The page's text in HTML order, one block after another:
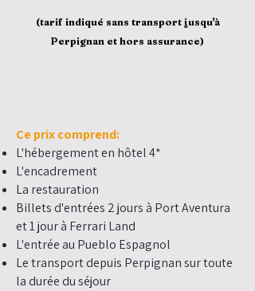
(tarif indiqué sans transport jusqu'à
Perpignan et hors assurance)
Ce prix comprend: ​
L'hébergement en hôtel 4*
L'encadrement
La restauration
Billets d'entrées 2 jours à Port Aventura
et 1 jour à Ferrari Land
L'entrée au Pueblo Espagnol
Le transport depuis Perpignan sur toute
la durée du séjour